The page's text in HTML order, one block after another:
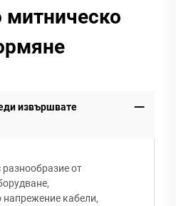
митническо
извършвате
от
кабели,